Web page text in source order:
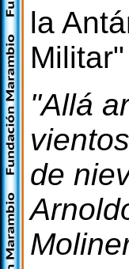
la
"Allá
de